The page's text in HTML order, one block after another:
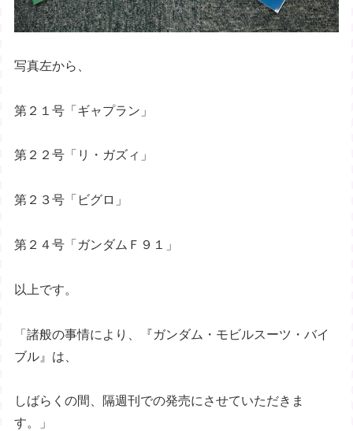
写真左から、
第２１号「ギャプラン」
第２２号「リ・ガズィ」
第２３号「ビグロ」
第２４号「ガンダムＦ９１」
以上です。
「諸般の事情により、『ガンダム・モビルスーツ・バイ
ブル』は、
しばらくの間、隔週刊での発売にさせていただきま
す。」